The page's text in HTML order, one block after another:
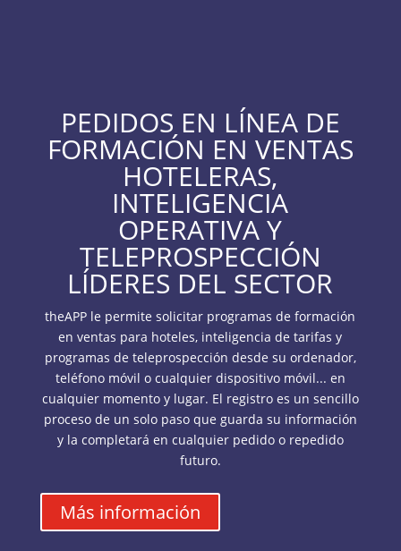
PEDIDOS EN LÍNEA DE
FORMACIÓN EN VENTAS
HOTELERAS,
INTELIGENCIA
OPERATIVA Y
TELEPROSPECCIÓN
LÍDERES DEL SECTOR
theAPP le permite solicitar programas de formación
en ventas para hoteles, inteligencia de tarifas y
programas de teleprospección desde su ordenador,
teléfono móvil o cualquier dispositivo móvil... en
cualquier momento y lugar. El registro es un sencillo
proceso de un solo paso que guarda su información
y la completará en cualquier pedido o repedido
futuro.
Más información